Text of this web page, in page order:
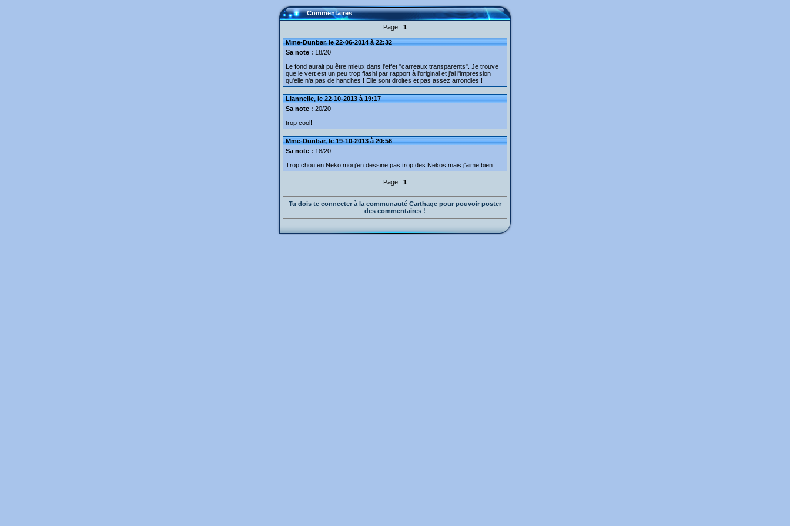
Commentaires
Page : 1
Mme-Dunbar, le 22-06-2014 à 22:32
Sa note : 18/20
Le fond aurait pu être mieux dans l'effet "carreaux transparents". Je trouve
que le vert est un peu trop flashi par rapport à l'original et j'ai l'impression
qu'elle n'a pas de hanches ! Elle sont droites et pas assez arrondies !
Liannelle, le 22-10-2013 à 19:17
Sa note : 20/20
trop cool!
Mme-Dunbar, le 19-10-2013 à 20:56
Sa note : 18/20
Trop chou en Neko moi j'en dessine pas trop des Nekos mais j'aime bien.
Page : 1
Tu dois te connecter à la communauté Carthage pour pouvoir poster
des commentaires !